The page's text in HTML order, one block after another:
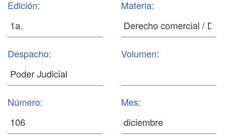
Edición: Materia:
Despacho: Volumen:
Número: Mes: